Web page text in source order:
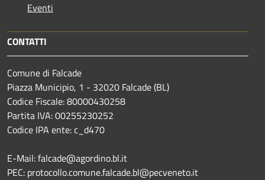
Eventi
CONTATTI
Comune di Falcade
Piazza Municipio, 1 - 32020 Falcade (BL)
Codice Fiscale: 80000430258
Partita IVA: 00255230252
Codice IPA ente: c_d470
E-Mail: falcade@agordino.bl.it
PEC: protocollo.comune.falcade.bl@pecveneto.it